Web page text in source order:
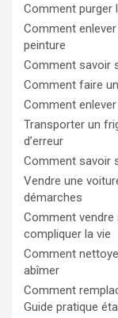
Comment purger
Comment
peinture
Comment savoir
Comment faire
Comment
Transporter un
d’erreur
Comment savoir
Vendre une
démarches
Comment
compliquer la vie
Comment
abîmer
Comment
Guide pratique